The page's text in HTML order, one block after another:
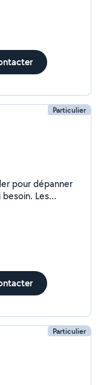
Particulier
pour dépanner
Les
Particulier